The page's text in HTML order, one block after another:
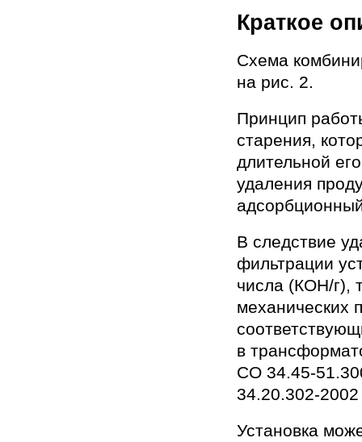
Краткое
Схема
на рис. 2.
Принцип
старения,
длительной
удаления
В следствие
фильтрации
числа (КОН/г),
механических
в
СО 34.45-
34.20.302-
Установка